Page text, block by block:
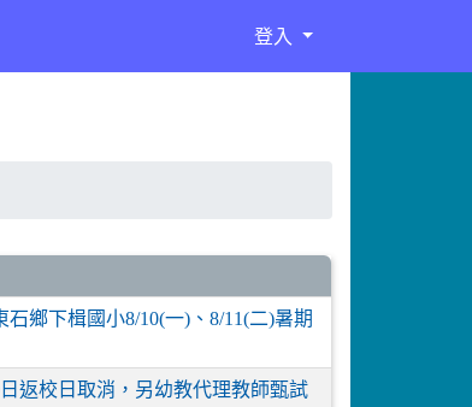
登入
鄉下楫國小8/10(一)、8/11(二)暑期
返校日取消，另幼教代理教師甄試